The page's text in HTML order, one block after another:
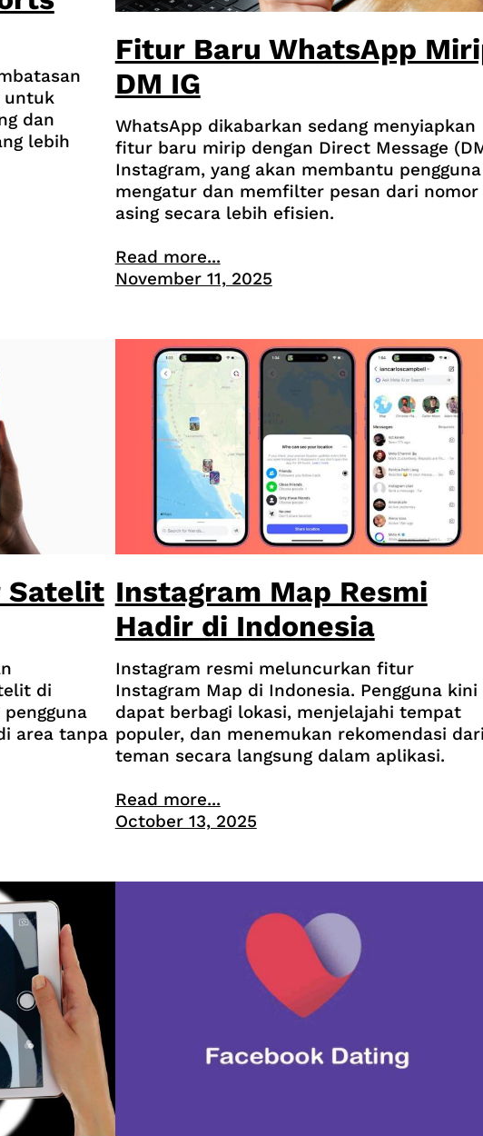
untuk
dan
lebih
Fitur Baru WhatsApp
DM IG
WhatsApp dikabarkan sedang menyiapkan
fitur baru mirip dengan Direct Message
Instagram, yang akan membantu pengguna
mengatur dan memfilter pesan dari nomor
asing secara lebih efisien.
Read more...
November 11, 2025
Satelit
di
area tanpa
Instagram Map Resmi
Hadir di Indonesia
Instagram resmi meluncurkan fitur
Instagram Map di Indonesia. Pengguna kini
dapat berbagi lokasi, menjelajahi tempat
populer, dan menemukan rekomendasi
teman secara langsung dalam aplikasi.
Read more...
October 13, 2025